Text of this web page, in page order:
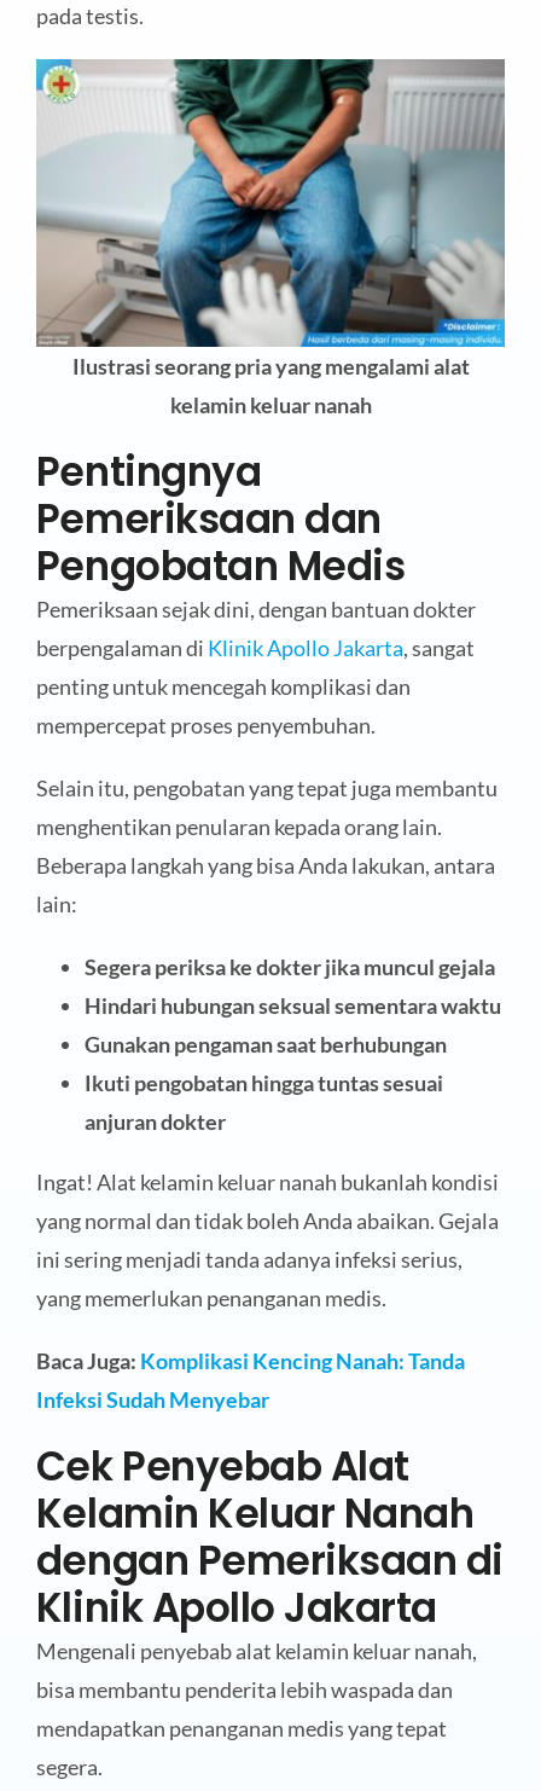
pada testis.
Ilustrasi seorang pria yang mengalami alat
kelamin keluar nanah
Pentingnya
Pemeriksaan dan
Pengobatan Medis
Pemeriksaan sejak dini, dengan bantuan dokter
berpengalaman di Klinik Apollo Jakarta, sangat
penting untuk mencegah komplikasi dan
mempercepat proses penyembuhan.
Selain itu, pengobatan yang tepat juga membantu
menghentikan penularan kepada orang lain.
Beberapa langkah yang bisa Anda lakukan, antara
lain:
Segera periksa ke dokter jika muncul gejala
Hindari hubungan seksual sementara waktu
Gunakan pengaman saat berhubungan
Ikuti pengobatan hingga tuntas sesuai
anjuran dokter
Ingat! Alat kelamin keluar nanah bukanlah kondisi
yang normal dan tidak boleh Anda abaikan. Gejala
ini sering menjadi tanda adanya infeksi serius,
yang memerlukan penanganan medis.
Baca Juga: Komplikasi Kencing Nanah: Tanda
Infeksi Sudah Menyebar
Cek Penyebab Alat
Kelamin Keluar Nanah
dengan Pemeriksaan di
Klinik Apollo Jakarta
Mengenali penyebab alat kelamin keluar nanah,
bisa membantu penderita lebih waspada dan
mendapatkan penanganan medis yang tepat
segera.